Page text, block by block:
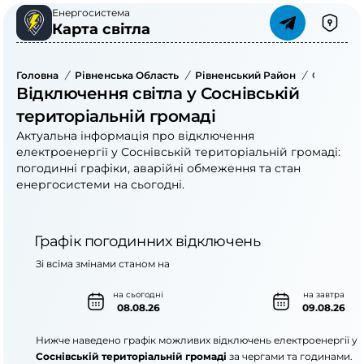
Енергосистема
Карта світла
Головна / Рівненська Область / Рівненський Район /
Відключення світла у Соснівській
територіальній громаді
Актуальна інформація про відключення
електроенергії у Соснівській територіальній громаді:
погодинні графіки, аварійні обмеження та стан
енергосистеми на сьогодні.
Графік погодинних відключень
на сьогодні
08.08.26
на завтра
09.08.26
Зі всіма змінами станом на
Нижче наведено графік можливих відключень електроенергії у
Соснівській територіальній громаді за чергами та годинами.